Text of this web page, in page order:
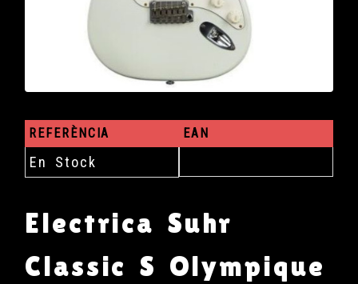
REFERÈNCIA
En Stock
EAN
Electrica Suhr
Classic S Olympique